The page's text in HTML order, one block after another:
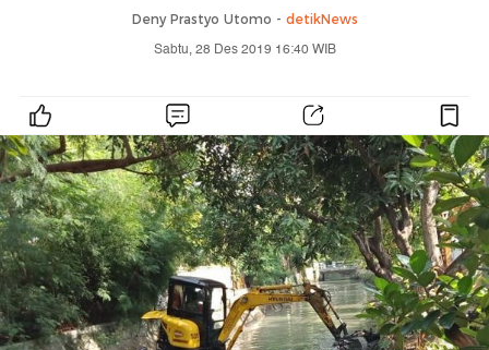
Deny Prastyo Utomo - detikNews
Sabtu, 28 Des 2019 16:40 WIB